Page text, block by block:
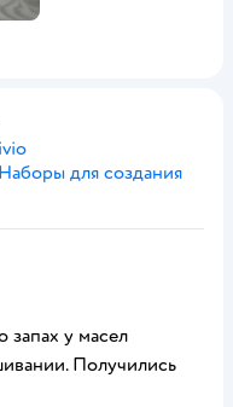
Наборы для создания
запах у масел
Получились